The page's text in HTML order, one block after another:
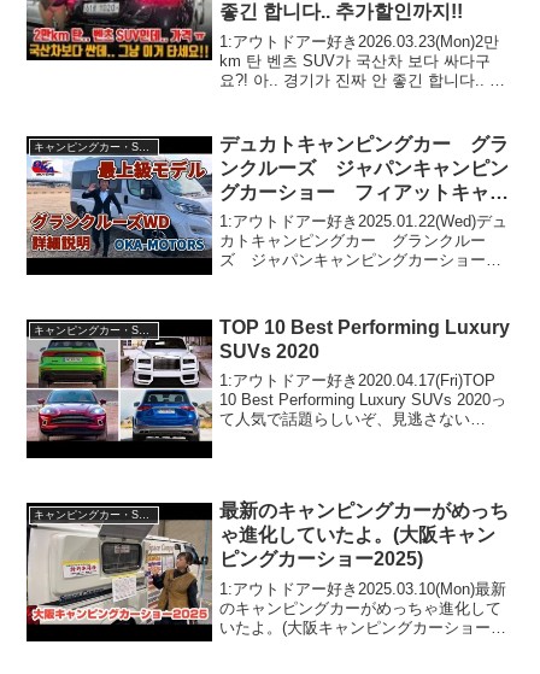
좋긴 합니다.. 추가할인까지!!
1:アウトドアー好き2026.03.23(Mon)2만
km 탄 벤츠 SUV가 국산차 보다 싸다구
요?! 아.. 경기가 진짜 안 좋긴 합니다.. 추
2026.0...
デュカトキャンピングカー グラ
ンクルーズ ジャパンキャンピン
グカーショー フィアットキャン
ピングカー
1:アウトドアー好き2025.01.22(Wed)デュ
カトキャンピングカー グランクルー
ズ ジャパンキャンピングカーショー
トドアー好き2025.01.22(Wed)...
キャンピングカー・SUV人気車種
TOP 10 Best Performing Luxury
SUVs 2020
1:アウトドアー好き2020.04.17(Fri)TOP
10 Best Performing Luxury SUVs 2020っ
て人気で話題らしいぞ、見逃さない
最新のキャンピングカーがめっち
ゃ進化していたよ。(大阪キャン
ピングカーショー2025)
1:アウトドアー好き2025.03.10(Mon)最新
のキャンピングカーがめっちゃ進化して
いたよ。(大阪キャンピングカーショー